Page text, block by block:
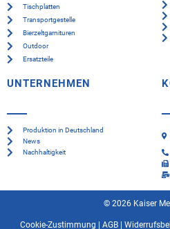
Tischplatten
Transportgestelle
Bierzeltgarnituren
Outdoor
Ersatzteile
UNTERNEHMEN
Produktion in Deutschland
News
Nachhaltigkeit
© 2026 Kaiser
Cookie-Zustimmung AGB|